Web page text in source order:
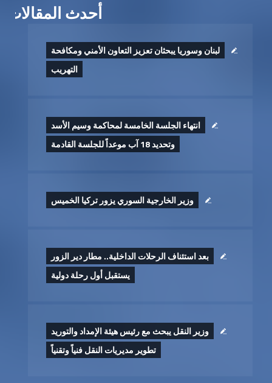
أحدث المقالات
لبنان وسوريا يبحثان تعزيز التعاون الأمني ومكافحة
التهريب
انتهاء الجلسة الخامسة لمحاكمة وسيم الأسد
وتحديد 18 آب موعداً للجلسة القادمة
وزير الخارجية السوري يزور تركيا الخميس
بعد استئناف الرحلات الداخلية.. مطار دير الزور
يستقبل أول رحلة دولية
وزير النقل يبحث مع رئيس هيئة الإمداد والتوريد
تطوير ‏مديريات النقل فنياً وتقنياً